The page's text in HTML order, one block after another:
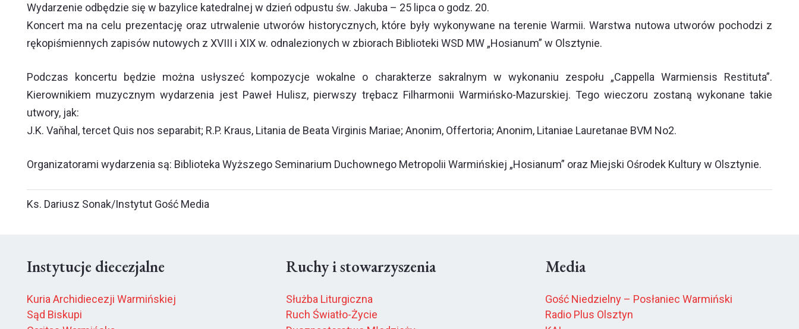
Wydarzenie odbędzie się w bazylice katedralnej w dzień odpustu św. Jakuba – 25 lipca o godz. 20.
Koncert ma na celu prezentację oraz utrwalenie utworów historycznych, które były wykonywane na terenie Warmii. Warstwa nutowa utworów pochodzi z
rękopiśmiennych zapisów nutowych z XVIII i XIX w. odnalezionych w zbiorach Biblioteki WSD MW „Hosianum” w Olsztynie.
Podczas koncertu będzie można usłyszeć kompozycje wokalne o charakterze sakralnym w wykonaniu zespołu „Cappella Warmiensis Restituta”.
Kierownikiem muzycznym wydarzenia jest Paweł Hulisz, pierwszy trębacz Filharmonii Warmińsko-Mazurskiej. Tego wieczoru zostaną wykonane takie
utwory, jak:
J.K. Vaňhal, tercet Quis nos separabit; R.P. Kraus, Litania de Beata Virginis Mariae; Anonim, Offertoria; Anonim, Litaniae Lauretanae BVM No2.
Organizatorami wydarzenia są: Biblioteka Wyższego Seminarium Duchownego Metropolii Warmińskiej „Hosianum” oraz Miejski Ośrodek Kultury w Olsztynie.
Ks. Dariusz Sonak/Instytut Gość Media
Instytucje diecezjalne
Kuria Archidiecezji Warmińskiej
Sąd Biskupi
Ruchy i stowarzyszenia
Służba Liturgiczna
Ruch Światło-Życie
Media
Gość Niedzielny – Posłaniec Warmiński
Radio Plus Olsztyn